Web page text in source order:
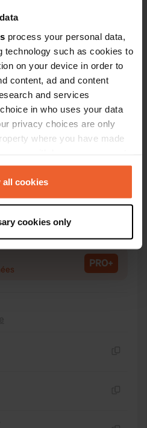
process your personal data,
technology such as cookies to
on your device in order to
content, ad and content
and services
in who uses your data
privacy choices are only
where you have made
or by clicking on
your geographical location
to within several meters
actively scanning it for
(fingerprinting)
the
and to analyse our traffic.
all cookies
cookies only
Danemark
Copie
E
Copie
Copie
PRO+